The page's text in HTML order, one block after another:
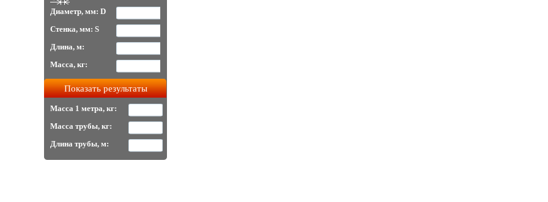
Диаметр, мм: D
Стенка, мм: S
Длина, м:
Масса, кг:
Масса 1 метра, кг:
Масса трубы, кг:
Длина трубы, м: